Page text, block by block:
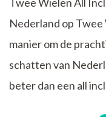
Twee Wielen All
Nederland op
manier om de
schatten van
beter dan een all